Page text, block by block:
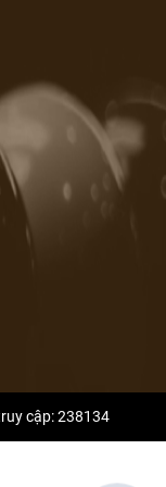
cập: 238134